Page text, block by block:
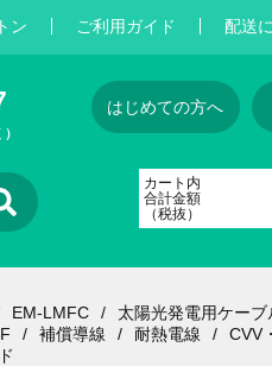
ン ご利用ガイド 配送
はじめての方へ
カート内
合計金額
（税抜）
EM-LMFC 太陽光発電用ケーブ
補償導線 耐熱電線 CVV